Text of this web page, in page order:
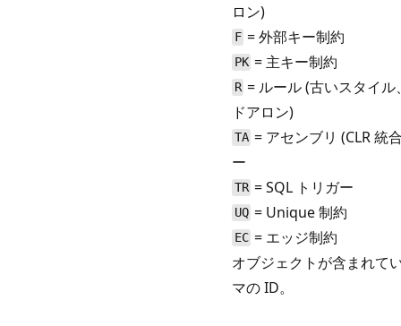
ロン)
F = 外部キー制約
PK = 主キー制約
R = ルール (古いスタイル
ドアロン)
TA = アセンブリ (CLR 統
ー
TR = SQL トリガー
UQ = Unique 制約
EC = エッジ制約
オブジェクトが含まれて
マの ID。